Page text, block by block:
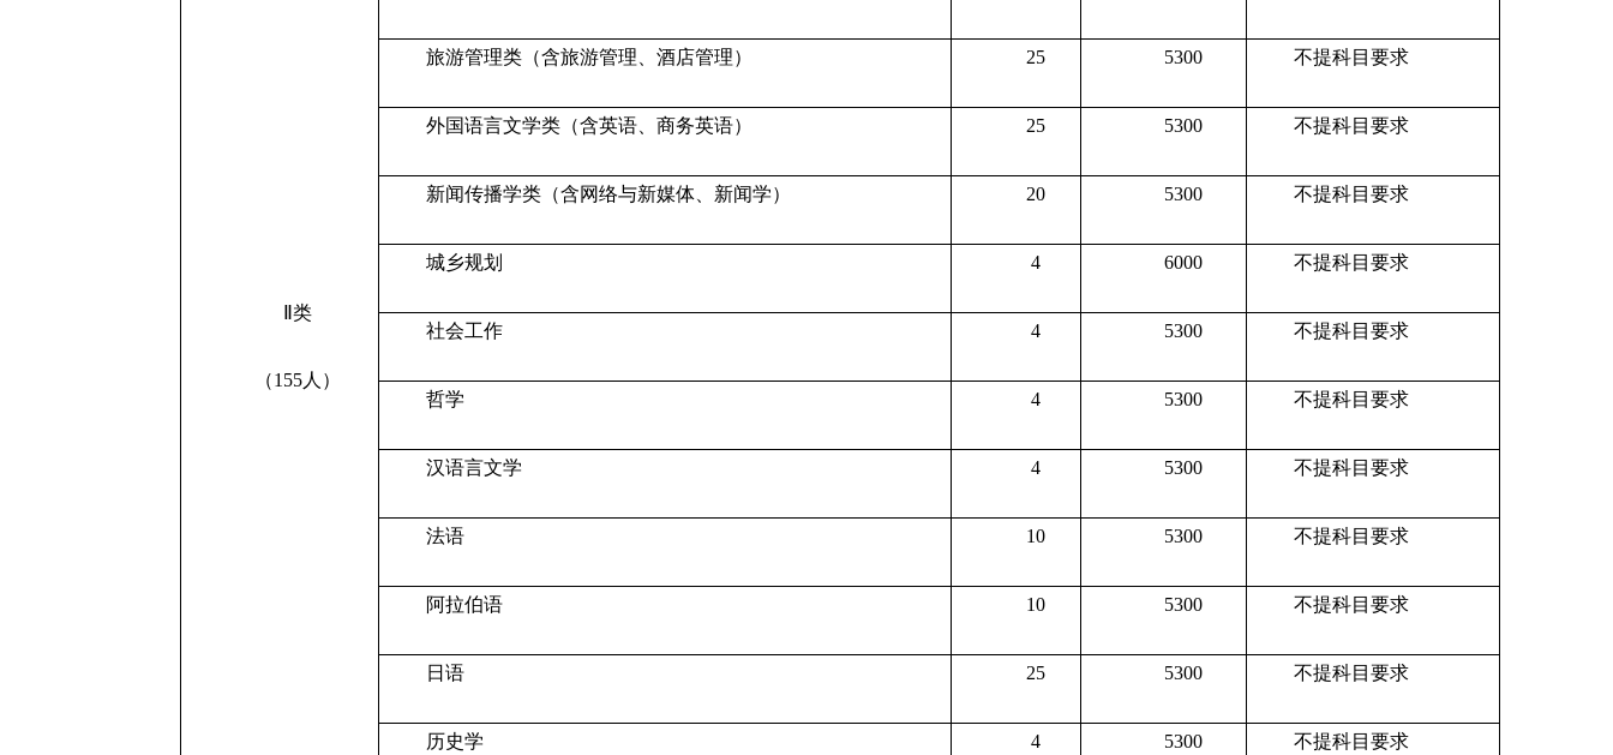
Ⅱ类
（155人）
旅游管理类（含旅游管理、酒店管理） 25 5300 不提科目要求
外国语言文学类（含英语、商务英语） 25 5300 不提科目要求
新闻传播学类（含网络与新媒体、新闻学） 20 5300 不提科目要求
城乡规划 4 6000 不提科目要求
社会工作 4 5300 不提科目要求
哲学 4 5300 不提科目要求
汉语言文学 4 5300 不提科目要求
法语 10 5300 不提科目要求
阿拉伯语 10 5300 不提科目要求
日语 25 5300 不提科目要求
历史学 4 5300 不提科目要求